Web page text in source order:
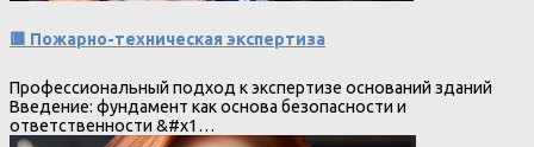
🟥 Пожарно-техническая экспертиза
Профессиональный подход к экспертизе оснований зданий
Введение: фундамент как основа безопасности и
ответственности &#x1…